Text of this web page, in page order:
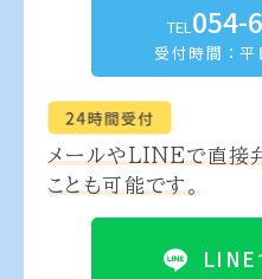
TEL054-
受付時間：
メールやLINEで直接
ことも可能です。
LINE